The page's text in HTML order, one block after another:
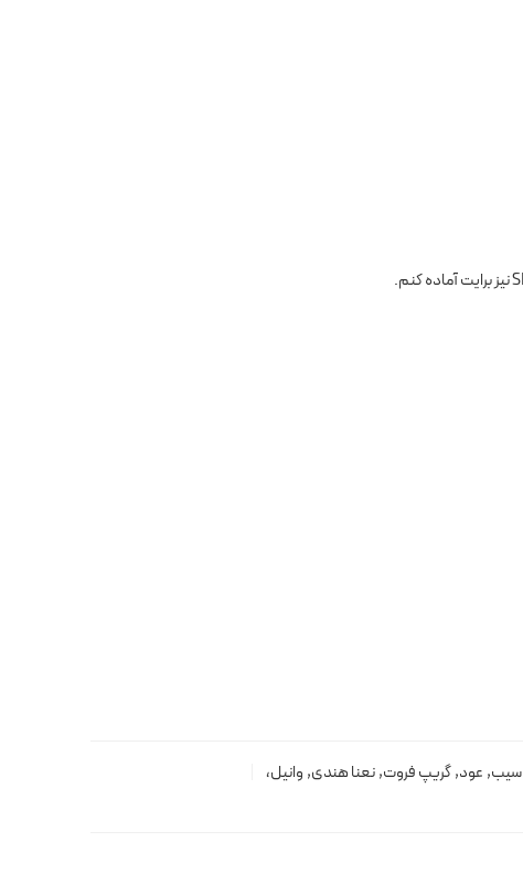
سیب, عود,گریپ فروت,نعنا هندی, وانیل،